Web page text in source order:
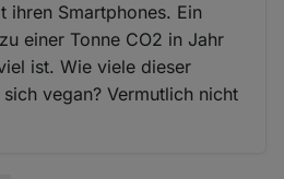
ihren Smartphones. Ein
einer Tonne CO2 in Jahr
ist. Wie viele dieser
vegan? Vermutlich nicht